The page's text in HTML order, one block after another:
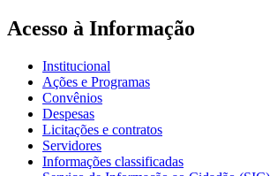
Acesso à Informação
Institucional
Ações e Programas
Convênios
Despesas
Licitações e contratos
Servidores
Informações classificadas